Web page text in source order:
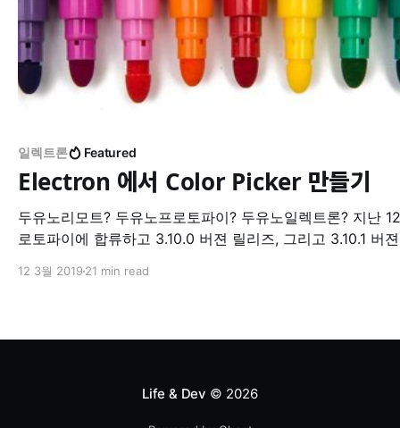
일렉트론 Featured
Electron 에서 Color Picker 만들기
두유노리모트? 두유노프로토파이? 두유노일렉트론? 지난
로토파이에 합류하고 3.10.0 버젼 릴리즈, 그리고 3.10.1 버
Protopie Studio 프로토파이 스튜디오는 Electron 으로 개발된 데
12 3월 2019 21 min read
Life & Dev © 2026